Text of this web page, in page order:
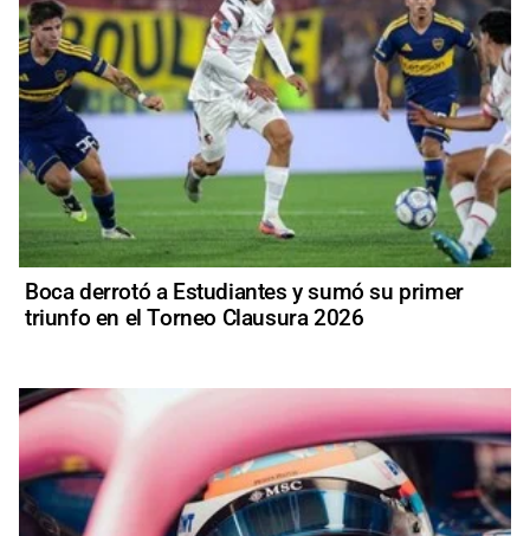
Boca derrotó a Estudiantes y sumó su primer
triunfo en el Torneo Clausura 2026